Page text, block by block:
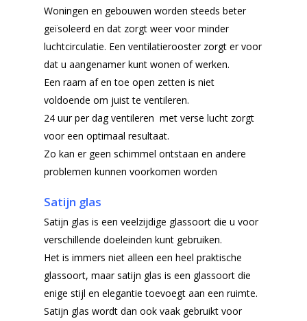
Woningen en gebouwen worden steeds beter
geïsoleerd en dat zorgt weer voor minder
luchtcirculatie. Een ventilatierooster zorgt er voor
dat u aangenamer kunt wonen of werken.
Een raam af en toe open zetten is niet
voldoende om juist te ventileren.
24 uur per dag ventileren met verse lucht zorgt
voor een optimaal resultaat.
Zo kan er geen schimmel ontstaan en andere
problemen kunnen voorkomen worden
Satijn glas
Satijn glas is een veelzijdige glassoort die u voor
verschillende doeleinden kunt gebruiken.
Het is immers niet alleen een heel praktische
glassoort, maar satijn glas is een glassoort die
enige stijl en elegantie toevoegt aan een ruimte.
Satijn glas wordt dan ook vaak gebruikt voor